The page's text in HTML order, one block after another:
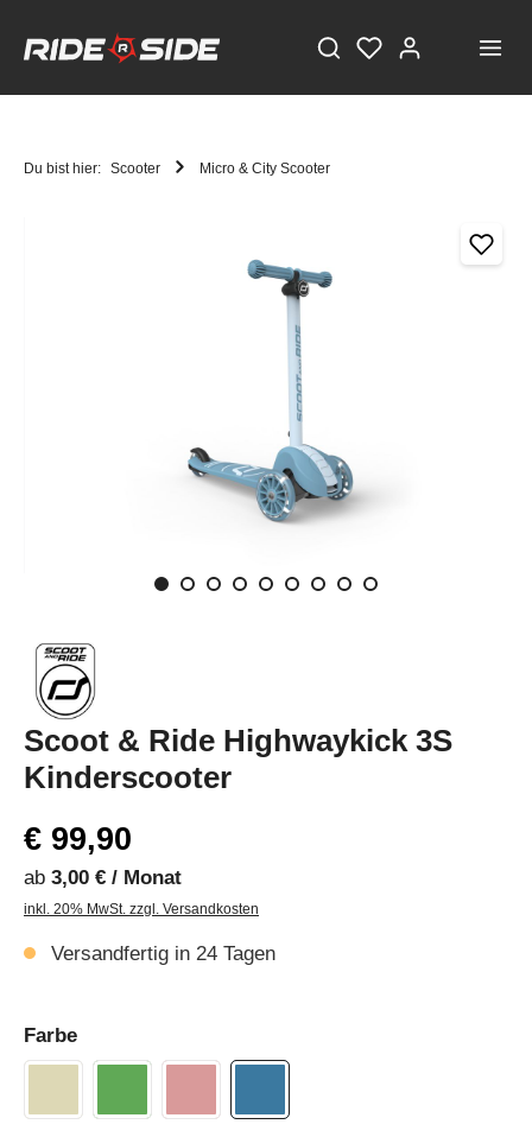
Du bist hier: Scooter Micro & City Scooter
Scoot & Ride Highwaykick 3S
Kinderscooter
€ 99,90
ab 3,00 € / Monat
inkl. 20% MwSt. zzgl. Versandkosten
Versandfertig in 24 Tagen
Farbe